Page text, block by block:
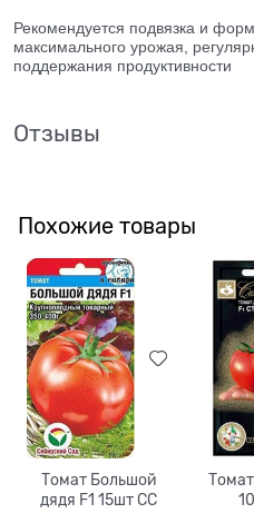
Рекомендуется подвязка и
максимального урожая,
поддержания продуктивности
Отзывы
Похожие товары
Томат Большой
дядя F1 15шт СС